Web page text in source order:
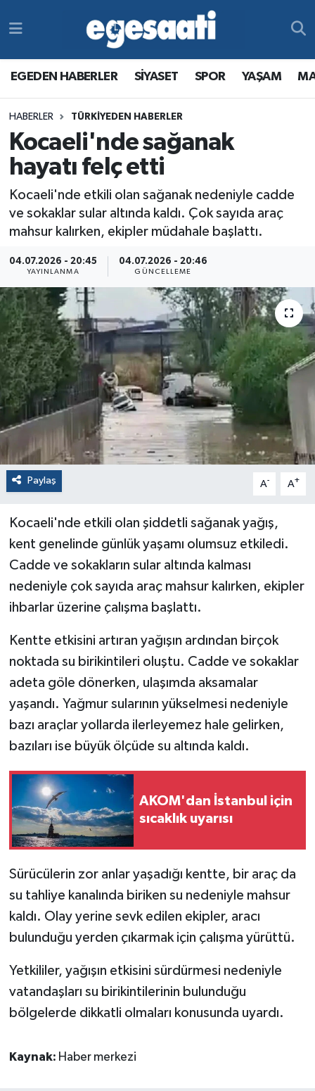
EGEDEN HABERLER SİYASET SPOR YAŞAM
HABERLER TÜRKİYEDEN HABERLER
Kocaeli'nde sağanak
hayatı felç etti
Kocaeli'nde etkili olan sağanak nedeniyle cadde
ve sokaklar sular altında kaldı. Çok sayıda araç
mahsur kalırken, ekipler müdahale başlattı.
04.07.2026 - 20:45
YAYINLANMA
04.07.2026 - 20:46
GÜNCELLEME
Paylaş A- A+
Kocaeli'nde etkili olan şiddetli sağanak yağış,
kent genelinde günlük yaşamı olumsuz etkiledi.
Cadde ve sokakların sular altında kalması
nedeniyle çok sayıda araç mahsur kalırken, ekipler
ihbarlar üzerine çalışma başlattı.
Kentte etkisini artıran yağışın ardından birçok
noktada su birikintileri oluştu. Cadde ve sokaklar
adeta göle dönerken, ulaşımda aksamalar
yaşandı. Yağmur sularının yükselmesi nedeniyle
bazı araçlar yollarda ilerleyemez hale gelirken,
bazıları ise büyük ölçüde su altında kaldı.
AKOM'dan İstanbul için
sıcaklık uyarısı
Sürücülerin zor anlar yaşadığı kentte, bir araç da
su tahliye kanalında biriken su nedeniyle mahsur
kaldı. Olay yerine sevk edilen ekipler, aracı
bulunduğu yerden çıkarmak için çalışma yürüttü.
Yetkililer, yağışın etkisini sürdürmesi nedeniyle
vatandaşları su birikintilerinin bulunduğu
bölgelerde dikkatli olmaları konusunda uyardı.
Kaynak: Haber merkezi
MAGAZİN
RESMİ REKLAMLAR
YAŞAM
MAGAZİN
RESMİ REKLAMLAR
Egemax TV
Tüm Manşetler
Son Dakika Haberleri
Haber Arşivi